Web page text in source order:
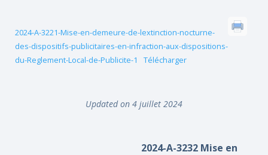
2024-A-3221-Mise-en-demeure-de-lextinction-nocturne-
des-dispositifs-publicitaires-en-infraction-aux-dispositions-
du-Reglement-Local-de-Publicite-1
Télécharger
Updated on 4 juillet 2024
2024-A-3232 Mise en